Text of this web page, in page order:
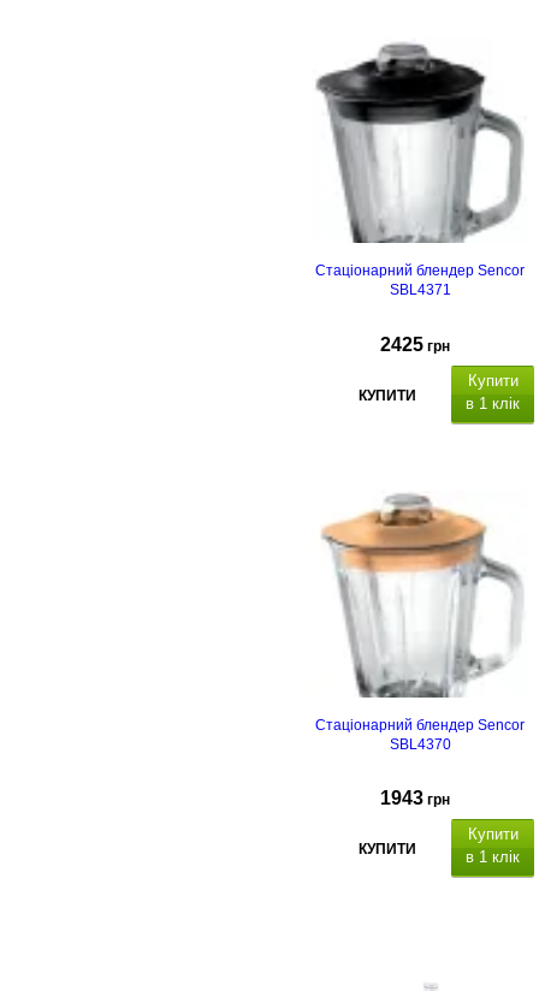
Стаціонарний блендер Sencor
SBL4371
2425 грн
КУПИТИ
Купити
в 1 клік
Стаціонарний блендер Sencor
SBL4370
1943 грн
КУПИТИ
Купити
в 1 клік